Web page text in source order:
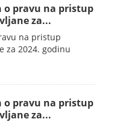
o pravu na pristup
za...
na pristup
za 2024. godinu
o pravu na pristup
za...